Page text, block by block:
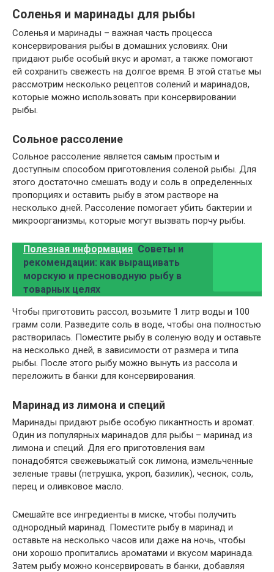
Соленья и маринады для рыбы
Соленья и маринады – важная часть процесса
консервирования рыбы в домашних условиях. Они
придают рыбе особый вкус и аромат, а также помогают
ей сохранить свежесть на долгое время. В этой статье мы
рассмотрим несколько рецептов солений и маринадов,
которые можно использовать при консервировании
рыбы.
Сольное рассоление
Сольное рассоление является самым простым и
доступным способом приготовления соленой рыбы. Для
этого достаточно смешать воду и соль в определенных
пропорциях и оставить рыбу в этом растворе на
несколько дней. Рассоление помогает убить бактерии и
микроорганизмы, которые могут вызвать порчу рыбы.
Полезная информация Советы и
рекомендации: как выращивать
морскую и пресноводную рыбу в
товарных целях
Чтобы приготовить рассол, возьмите 1 литр воды и 100
грамм соли. Разведите соль в воде, чтобы она полностью
растворилась. Поместите рыбу в соленую воду и оставьте
на несколько дней, в зависимости от размера и типа
рыбы. После этого рыбу можно вынуть из рассола и
переложить в банки для консервирования.
Маринад из лимона и специй
Маринады придают рыбе особую пикантность и аромат.
Один из популярных маринадов для рыбы – маринад из
лимона и специй. Для его приготовления вам
понадобятся свежевыжатый сок лимона, измельченные
зеленые травы (петрушка, укроп, базилик), чеснок, соль,
перец и оливковое масло.
Смешайте все ингредиенты в миске, чтобы получить
однородный маринад. Поместите рыбу в маринад и
оставьте на несколько часов или даже на ночь, чтобы
они хорошо пропитались ароматами и вкусом маринада.
Затем рыбу можно консервировать в банки, добавляя